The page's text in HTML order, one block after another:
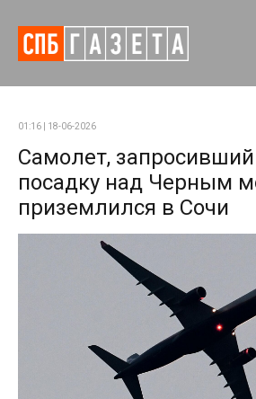
01:16 | 18-06-2026
Самолет,
посадку над Черным
приземлился в Сочи